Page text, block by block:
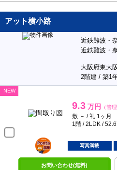
アット横小路
近鉄難波・
近鉄難波・
大阪府東大
2階建 / 築1
NEW
9.3 万円 （管
敷 － / 礼 1ヶ月
1階 / 2LDK /
ポンタ
部屋
写真満載
お問い合わせ(無料)